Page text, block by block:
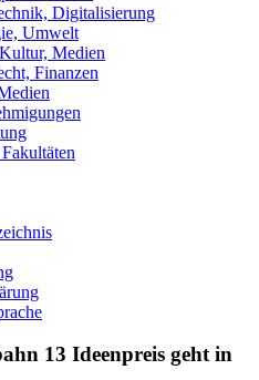
Digitalisierung
Umwelt
Medien
Finanzen
13 Ideenpreis geht in